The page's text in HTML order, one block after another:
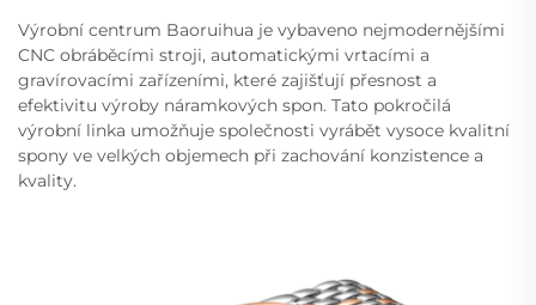
Výrobní centrum Baoruihua je vybaveno nejmodernějšími
CNC obráběcími stroji, automatickými vrtacími a
gravírovacími zařízeními, které zajišťují přesnost a
efektivitu výroby náramkových spon. Tato pokročilá
výrobní linka umožňuje společnosti vyrábět vysoce kvalitní
spony ve velkých objemech při zachování konzistence a
kvality.